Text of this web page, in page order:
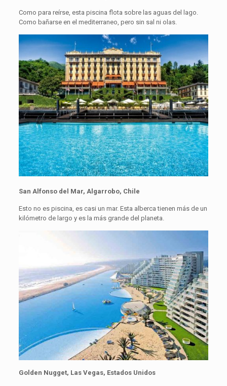
Como para reírse, esta piscina flota sobre las aguas del lago.
Como bañarse en el mediterraneo, pero sin sal ni olas.
San Alfonso del Mar, Algarrobo, Chile
Esto no es piscina, es casi un mar. Esta alberca tienen más de un
kilómetro de largo y es la más grande del planeta.
Golden Nugget, Las Vegas, Estados Unidos